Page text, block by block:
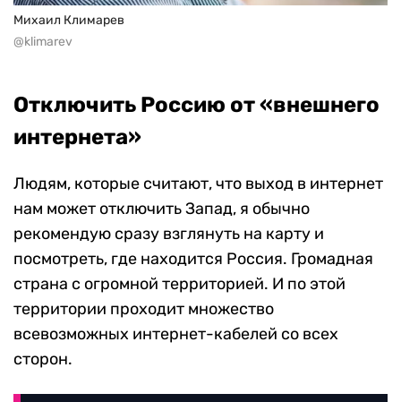
Mихаил Климарев
@klimarev
Отключить Россию от«внешнего
интернета»
Людям, которые считают, что выход в интернет
нам может отключить Запад, я обычно
рекомендую сразу взглянуть на карту и
посмотреть, где находится Россия. Громадная
страна с огромной территорией. И по этой
территории проходит множество
всевозможных интернет-кабелей со всех
сторон.